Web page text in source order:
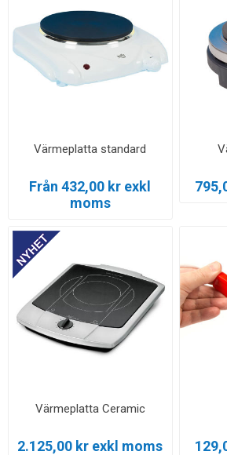
Värmeplatta standard
Från 432,00 kr exkl
moms
Värmeplatta Ceramic
2.125,00 kr exkl moms